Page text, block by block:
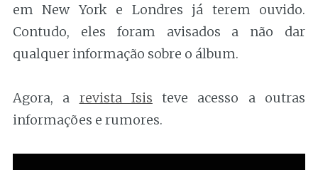
em New York e Londres já terem ouvido.
Contudo, eles foram avisados a não dar
qualquer informação sobre o álbum.
Agora, a revista Isis teve acesso a outras
informações e rumores.